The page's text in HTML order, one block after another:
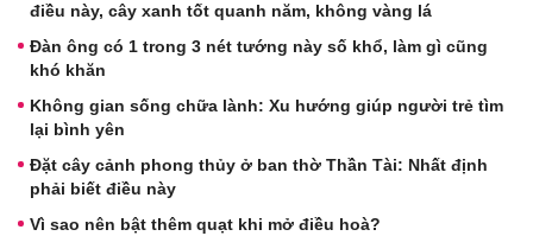
điều này, cây xanh tốt quanh năm, không vàng lá
Đàn ông có 1 trong 3 nét tướng này số khổ, làm gì cũng
khó khăn
Không gian sống chữa lành: Xu hướng giúp người trẻ tìm
lại bình yên
Đặt cây cảnh phong thủy ở ban thờ Thần Tài: Nhất định
phải biết điều này
Vì sao nên bật thêm quạt khi mở điều hoà?